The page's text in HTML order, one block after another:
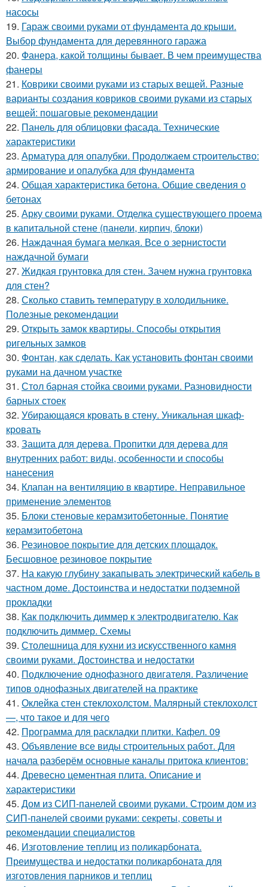
насосы
19. Гараж своими руками от фундамента до крыши.
Выбор фундамента для деревянного гаража
20. Фанера, какой толщины бывает. В чем преимущества
фанеры
21. Коврики своими руками из старых вещей. Разные
варианты создания ковриков своими руками из старых
вещей: пошаговые рекомендации
22. Панель для облицовки фасада. Технические
характеристики
23. Арматура для опалубки. Продолжаем строительство:
армирование и опалубка для фундамента
24. Общая характеристика бетона. Общие сведения о
бетонах
25. Арку своими руками. Отделка существующего проема
в капитальной стене (панели, кирпич, блоки)
26. Наждачная бумага мелкая. Все о зернистости
наждачной бумаги
27. Жидкая грунтовка для стен. Зачем нужна грунтовка
для стен?
28. Сколько ставить температуру в холодильнике.
Полезные рекомендации
29. Открыть замок квартиры. Способы открытия
ригельных замков
30. Фонтан, как сделать. Как установить фонтан своими
руками на дачном участке
31. Стол барная стойка своими руками. Разновидности
барных стоек
32. Убирающаяся кровать в стену. Уникальная шкаф-
кровать
33. Защита для дерева. Пропитки для дерева для
внутренних работ: виды, особенности и способы
нанесения
34. Клапан на вентиляцию в квартире. Неправильное
применение элементов
35. Блоки стеновые керамзитобетонные. Понятие
керамзитобетона
36. Резиновое покрытие для детских площадок.
Бесшовное резиновое покрытие
37. На какую глубину закапывать электрический кабель в
частном доме. Достоинства и недостатки подземной
прокладки
38. Как подключить диммер к электродвигателю. Как
подключить диммер. Схемы
39. Столешница для кухни из искусственного камня
своими руками. Достоинства и недостатки
40. Подключение однофазного двигателя. Различение
типов однофазных двигателей на практике
41. Оклейка стен стеклохолстом. Малярный стеклохолст
—, что такое и для чего
42. Программа для раскладки плитки. Кафел. 09
43. Объявление все виды строительных работ. Для
начала разберём основные каналы притока клиентов:
44. Древесно цементная плита. Описание и
характеристики
45. Дом из СИП-панелей своими руками. Строим дом из
СИП-панелей своими руками: секреты, советы и
рекомендации специалистов
46. Изготовление теплиц из поликарбоната.
Преимущества и недостатки поликарбоната для
изготовления парников и теплиц